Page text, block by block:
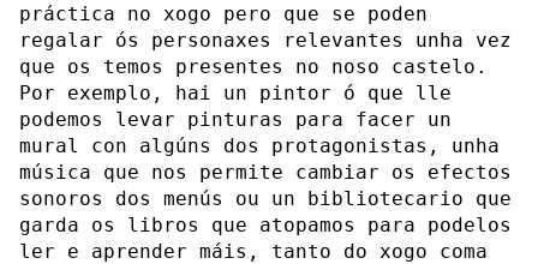
práctica no xogo pero que se poden
regalar ós personaxes relevantes unha vez
que os temos presentes no noso castelo.
Por exemplo, hai un pintor ó que lle
podemos levar pinturas para facer un
mural con algúns dos protagonistas, unha
música que nos permite cambiar os efectos
sonoros dos menús ou un bibliotecario que
garda os libros que atopamos para podelos
ler e aprender máis, tanto do xogo coma